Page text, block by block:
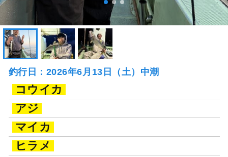
釣行日：2026年6月13日（土）中潮
コウイカ
アジ
マイカ
ヒラメ